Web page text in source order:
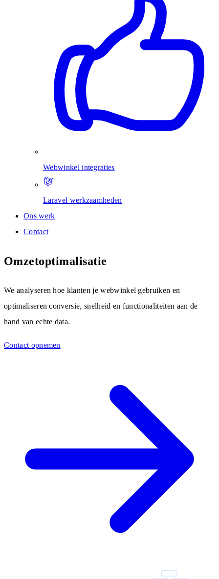
Webwinkel integraties
Laravel werkzaamheden
Ons werk
Contact
Omzetoptimalisatie
We analyseren hoe klanten je webwinkel gebruiken en
optimaliseren conversie, snelheid en functionaliteiten aan de
hand van echte data.
Contact opnemen